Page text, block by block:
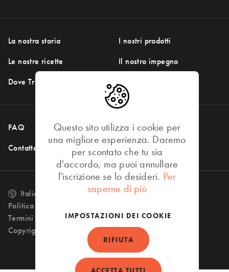
La nostra storia
I nostri prodotti
Le nostre ricette
Il nostro impegno
Dove Trovarci
FAQ
Social Media
Contattaci
Copyright 2026 © Mowi
Change language
Italia (Italiano)
Politica sulla privacy
Termini di utilizzo
Questo sito utilizza i cookie per
una migliore esperienza. Daremo
per scontato che tu sia
d'accordo, ma puoi annullare
l'iscrizione se lo desideri. Per
saperne di più
IMPOSTAZIONI DEI COOKIE
RIFIUTA